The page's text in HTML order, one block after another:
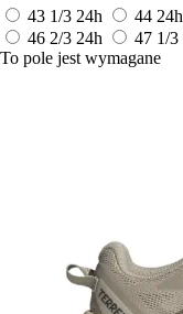
43 1/3 24h 44 24h
46 2/3 24h 47 1/3
To pole jest wymagane